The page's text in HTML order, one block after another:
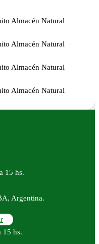
15 hs.
Argentina.
15 hs.